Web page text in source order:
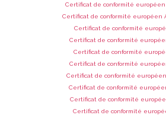
Certificat de conformité européen
Certificat de conformité européen
Certificat de conformité
Certificat de conformité
Certificat de conformité
Certificat de conformité
Certificat de conformité européen
Certificat de conformité
Certificat de conformité
Certificat de conformité